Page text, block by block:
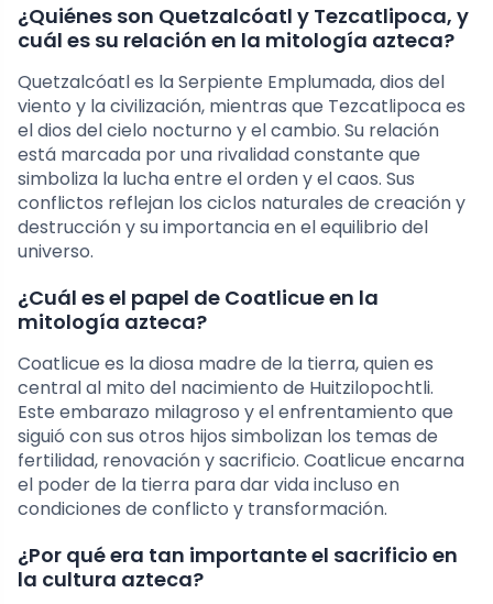
¿Quiénes son Quetzalcóatl y Tezcatlipoca, y
cuál es su relación en la mitología azteca?
Quetzalcóatl es la Serpiente Emplumada, dios del
viento y la civilización, mientras que Tezcatlipoca es
el dios del cielo nocturno y el cambio. Su relación
está marcada por una rivalidad constante que
simboliza la lucha entre el orden y el caos. Sus
conflictos reflejan los ciclos naturales de creación y
destrucción y su importancia en el equilibrio del
universo.
¿Cuál es el papel de Coatlicue en la
mitología azteca?
Coatlicue es la diosa madre de la tierra, quien es
central al mito del nacimiento de Huitzilopochtli.
Este embarazo milagroso y el enfrentamiento que
siguió con sus otros hijos simbolizan los temas de
fertilidad, renovación y sacrificio. Coatlicue encarna
el poder de la tierra para dar vida incluso en
condiciones de conflicto y transformación.
¿Por qué era tan importante el sacrificio en
la cultura azteca?